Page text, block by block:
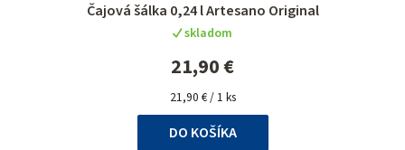
Čajová šálka 0,24 l Artesano Original
hodnotenie
produktu
je
5,0
z
5
hviezdičiek.
skladom
21,90 €
Jednotková
cena:
21,90 € / 1 ks
DO KOŠÍKA